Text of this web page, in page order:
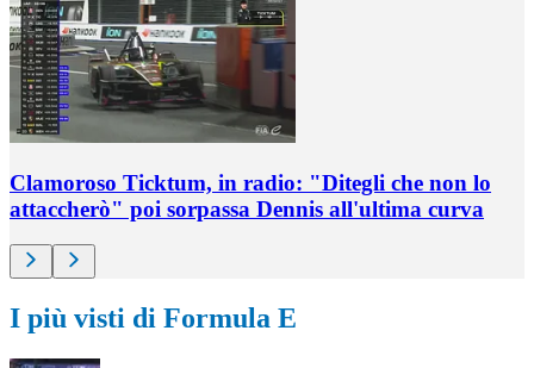
Clamoroso Ticktum, in radio: "Ditegli che non lo
attaccherò" poi sorpassa Dennis all'ultima curva
I più visti di Formula E